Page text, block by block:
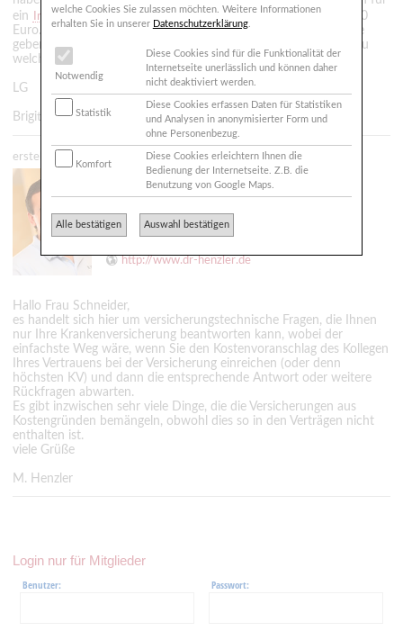
ein
Implantat
. Einer verlangt 2.200 Euro und der andere 3100
Euro. Eigentlich müsste es doch eine zu erstattende Obergrenze
geben sonst wäre dem Versicherungsnehmer ja eigentlich egal zu
welchem Zahnarzt er geht wenn er nur 15% bezahlen muss.
LG
Brigitte
erstellt: 11.02.2010 - 22:08
Zahnarzt
Dr. Henzler M.Sc.
http://www.dr-henzler.de
Hallo Frau Schneider,
es handelt sich hier um versicherungstechnische Fragen, die Ihnen
nur Ihre Krankenversicherung beantworten kann, wobei der
einfachste Weg wäre, wenn Sie den Kostenvoranschlag des Kollegen
Ihres Vertrauens bei der Versicherung einreichen (oder denn
höchsten KV) und dann die entsprechende Antwort oder weitere
Rückfragen abwarten.
Es gibt inzwischen sehr viele Dinge, die die Versicherungen aus
Kostengründen bemängeln, obwohl dies so in den Verträgen nicht
enthalten ist.
viele Grüße
M. Henzler
Login nur für Mitglieder
Benutzer: Passwort:
welche Cookies Sie zulassen möchten. Weitere Informationen
erhalten Sie in unserer Datenschutzerklärung.
Notwendig
Diese Cookies sind für die Funktionalität der
Internetseite unerlässlich und können daher
nicht deaktiviert werden.
Statistik
Diese Cookies erfassen Daten für Statistiken
und Analysen in anonymisierter Form und
ohne Personenbezug.
Komfort
Diese Cookies erleichtern Ihnen die
Bedienung der Internetseite. Z.B. die
Benutzung von Google Maps.
Alle bestätigen Auswahl bestätigen